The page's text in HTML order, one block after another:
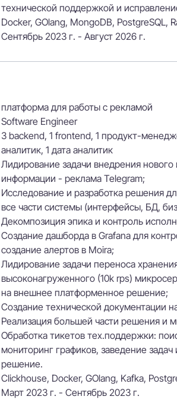
технической поддержкой и
Docker, GOlang, MongoDB, PostgreSQL,
Сентябрь 2023 г. - Август 2026 г.
платформа для работы с рекламой
Software Engineer
3 backend, 1 frontend, 1 продукт-
аналитик, 1 дата аналитик
Лидирование задачи внедрения нового
информации - реклама Telegram;
Исследование и разработка решения
все части системы (интерфейсы, БД,
Декомпозиция эпика и контроль
Создание дашборда в Grafana для
создание алертов в Moira;
Лидирование задачи переноса
высоконагруженного (10k rps)
на внешнее платформенное решение;
Создание технической документации
Реализация большей части решения и
Обработка тикетов тех.поддержки:
мониторинг графиков, заведение
решение.
Clickhouse, Docker, GOlang, Kafka,
Март 2023 г. - Сентябрь 2023 г.